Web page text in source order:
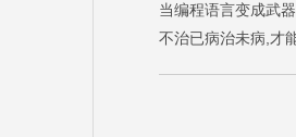
当编程语言变成武器
不治已病治未病,才